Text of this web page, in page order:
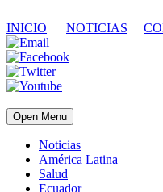
INICIO NOTICIAS
Open Menu
Noticias
América Latina
Salud
Ecuador